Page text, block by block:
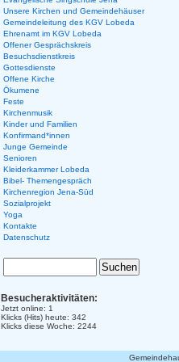
Unsere Kirchen und Gemeindehäuser
Gemeindeleitung des KGV Lobeda
Ehrenamt im KGV Lobeda
Offener Gesprächskreis
Besuchsdienstkreis
Gottesdienste
Offene Kirche
Ökumene
Feste
Kirchenmusik
Kinder und Familien
Konfirmand*innen
Junge Gemeinde
Senioren
Kleiderkammer Lobeda
Bibel- Themengespräch
Kirchenregion Jena-Süd
Sozialprojekt
Yoga
Kontakte
Datenschutz
Besucheraktivitäten:
Jetzt online: 1
Klicks (Hits) heute: 342
Klicks diese Woche: 2244